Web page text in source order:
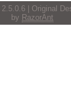
2.5.0.6 | Original
by RazorAnt